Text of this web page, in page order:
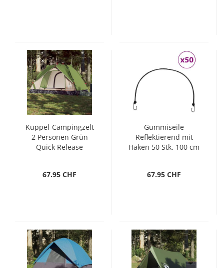
Kuppel-Campingzelt
2 Personen Grün
Quick Release
67.95 CHF
Gummiseile
Reflektierend mit
Haken 50 Stk. 100 cm
67.95 CHF